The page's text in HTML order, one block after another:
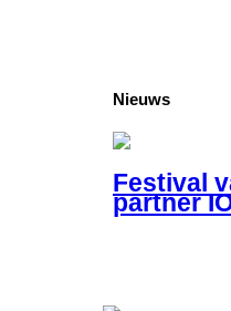
Nieuws
Festival
partner